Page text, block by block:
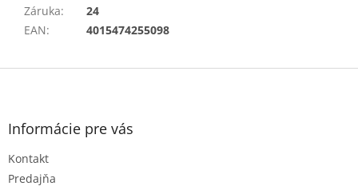
Záruka:
24
EAN: 4015474255098
Z
Informácie pre vás
Kontakt
Predajňa